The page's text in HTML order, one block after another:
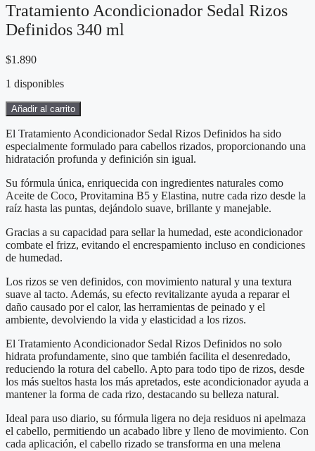
Tratamiento Acondicionador Sedal Rizos
Definidos 340 ml
$1.890
1 disponibles
Tratamiento
Acondicionador
Sedal
Rizos
Definidos
ml
cantidad
Añadir al carrito
El Tratamiento Acondicionador Sedal Rizos Definidos ha sido
especialmente formulado para cabellos rizados, proporcionando una
hidratación profunda y definición sin igual.
Su fórmula única, enriquecida con ingredientes naturales como
Aceite de Coco, Provitamina B5 y Elastina, nutre cada rizo desde la
raíz hasta las puntas, dejándolo suave, brillante y manejable.
Gracias a su capacidad para sellar la humedad, este acondicionador
combate el frizz, evitando el encrespamiento incluso en condiciones
de humedad.
Los rizos se ven definidos, con movimiento natural y una textura
suave al tacto. Además, su efecto revitalizante ayuda a reparar el
daño causado por el calor, las herramientas de peinado y el
ambiente, devolviendo la vida y elasticidad a los rizos.
El Tratamiento Acondicionador Sedal Rizos Definidos no solo
hidrata profundamente, sino que también facilita el desenredado,
reduciendo la rotura del cabello. Apto para todo tipo de rizos, desde
los más sueltos hasta los más apretados, este acondicionador ayuda a
mantener la forma de cada rizo, destacando su belleza natural.
Ideal para uso diario, su fórmula ligera no deja residuos ni apelmaza
el cabello, permitiendo un acabado libre y lleno de movimiento. Con
cada aplicación, el cabello rizado se transforma en una melena